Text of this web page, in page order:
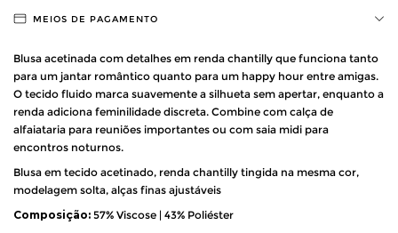
MEIOS DE PAGAMENTO
Blusa acetinada com detalhes em renda chantilly que funciona tanto
para um jantar romântico quanto para um happy hour entre amigas.
O tecido fluido marca suavemente a silhueta sem apertar, enquanto a
renda adiciona feminilidade discreta. Combine com calça de
alfaiataria para reuniões importantes ou com saia midi para
encontros noturnos.
Blusa em tecido acetinado, renda chantilly tingida na mesma cor,
modelagem solta, alças finas ajustáveis
Composição: 57% Viscose | 43% Poliéster